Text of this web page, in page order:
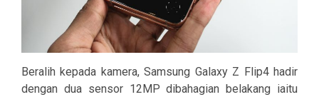
Beralih kepada kamera, Samsung Galaxy Z Flip4 hadir
dengan dua sensor 12MP dibahagian belakang iaitu